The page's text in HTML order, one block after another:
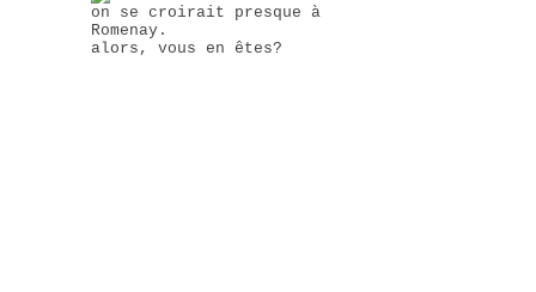
on se croirait presque à
Romenay.
alors, vous en êtes?